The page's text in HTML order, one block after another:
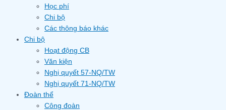
Học phí
Chi bộ
Các thông báo khác
Chi bộ
Hoạt động CB
Văn kiện
Nghị quyết 57-NQ/TW
Nghị quyết 71-NQ/TW
Đoàn thể
Công đoàn